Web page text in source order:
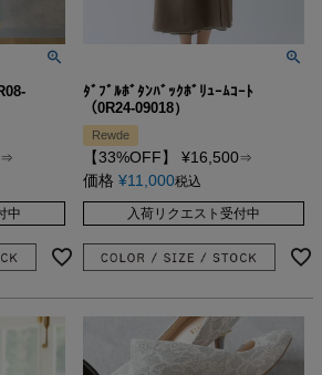
⇒
中
ﾀﾞﾌﾞﾙﾎﾞﾀﾝﾊﾞｯｸﾎﾞﾘｭｰﾑｺｰﾄ
（0R24-09018）
Rewde
【33%OFF】 ¥16,500⇒
価格 ¥11,000税込
入荷リクエスト受付中